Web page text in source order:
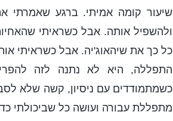
שיעור קומה אמיתי. ברגע שאמרתי
ולהשפיל אותה. אבל כשראיתי
כל כך את שיהאוג'יה. אבל כשראיתי
התפללה, היא לא נתנה לזה
כשמתמודדים עם ניסיון, קשה שלא
מתפללת עבורה ועושה כל שביכולתי